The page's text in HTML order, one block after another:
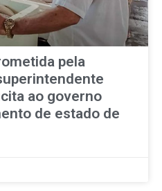
pela
ao governo
de estado de